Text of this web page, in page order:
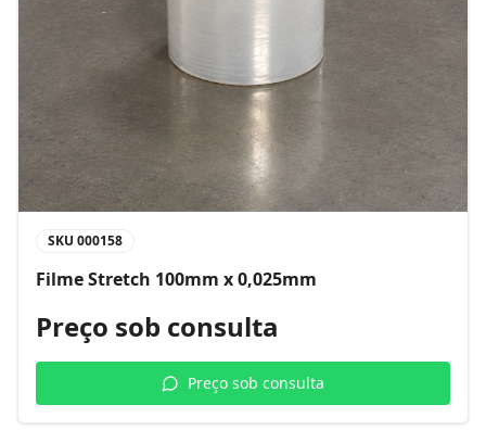
SKU 000158
Filme Stretch 100mm x 0,025mm
Preço sob consulta
Preço sob consulta